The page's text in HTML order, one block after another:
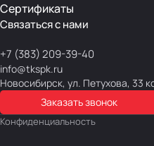
Сертификаты
Связаться с нами
+7 (383) 209-39-40
info@tkspk.ru
Новосибирск, ул. Петухова, 33
Заказать звонок
Конфиденциальность